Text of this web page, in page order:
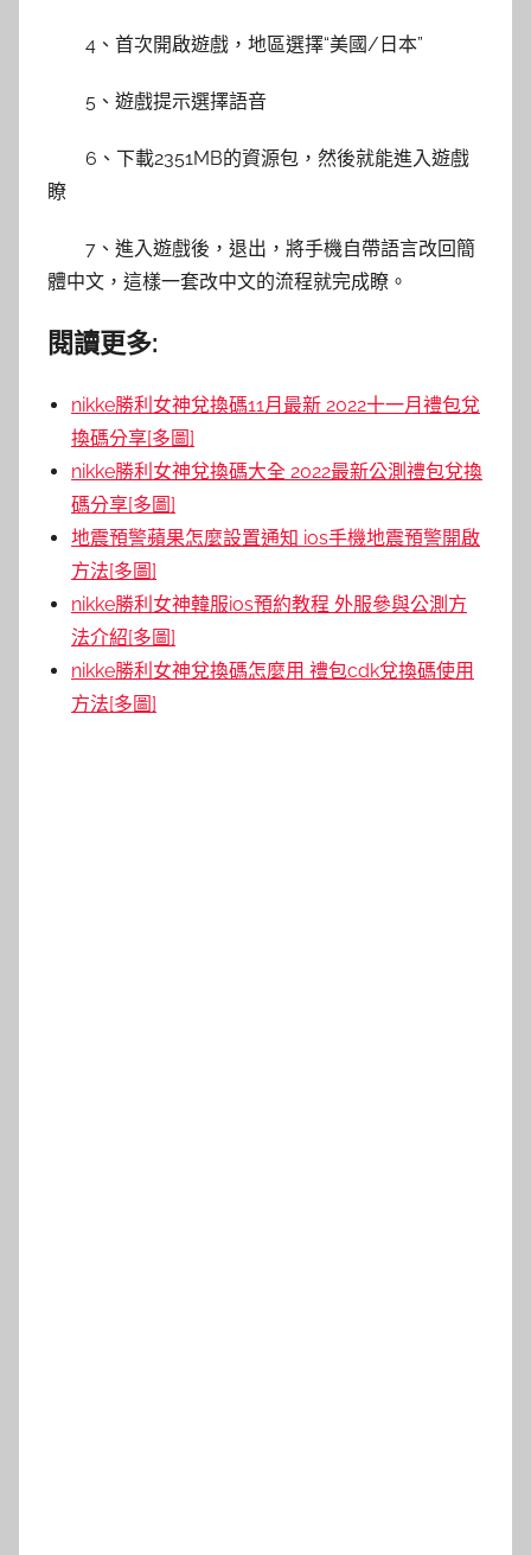
4、首次開啟遊戲，地區選擇“美國/日本”
5、遊戲提示選擇語音
6、下載2351MB的資源包，然後就能進入遊戲
瞭
7、進入遊戲後，退出，將手機自帶語言改回簡
體中文，這樣一套改中文的流程就完成瞭。
閱讀更多:
nikke勝利女神兌換碼11月最新 2022十一月禮包兌
換碼分享[多圖]
nikke勝利女神兌換碼大全 2022最新公測禮包兌換
碼分享[多圖]
地震預警蘋果怎麼設置通知 ios手機地震預警開啟
方法[多圖]
nikke勝利女神韓服ios預約教程 外服參與公測方
法介紹[多圖]
nikke勝利女神兌換碼怎麼用 禮包cdk兌換碼使用
方法[多圖]